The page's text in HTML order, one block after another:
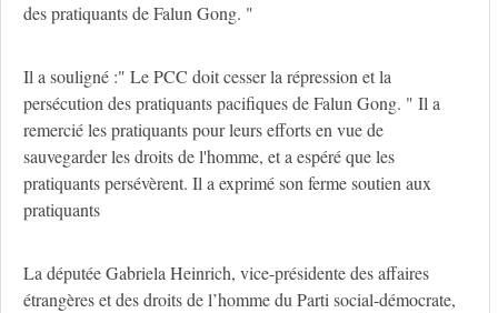
des pratiquants de Falun Gong. "
Il a souligné :" Le PCC doit cesser la répression et la
persécution des pratiquants pacifiques de Falun Gong. " Il a
remercié les pratiquants pour leurs efforts en vue de
sauvegarder les droits de l'homme, et a espéré que les
pratiquants persévèrent. Il a exprimé son ferme soutien aux
pratiquants
La députée Gabriela Heinrich, vice-présidente des affaires
étrangères et des droits de l’homme du Parti social-démocrate,